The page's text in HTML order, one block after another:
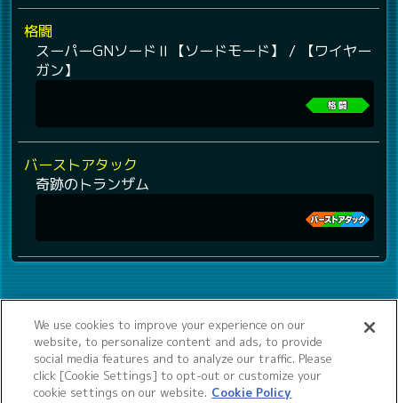
格闘
スーパーGNソードⅡ【ソードモード】 / 【ワイヤー
ガン】
バーストアタック
奇跡のトランザム
We use cookies to improve your experience on our
website, to personalize content and ads, to provide
social media features and to analyze our traffic. Please
click [Cookie Settings] to opt-out or customize your
cookie settings on our website. Cookie Policy